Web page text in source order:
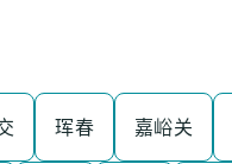
珲春 嘉峪关